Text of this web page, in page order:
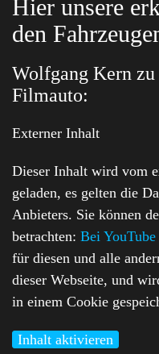
Hier unsere
den
Wolfgang Kern
Filmauto:
Externer Inhalt
Dieser Inhalt wird vom
geladen, es gelten die
Anbieters. Sie können
betrachten: Bei
für diesen und alle
dieser Webseite, und
in einem Cookie
Inhalt aktivieren